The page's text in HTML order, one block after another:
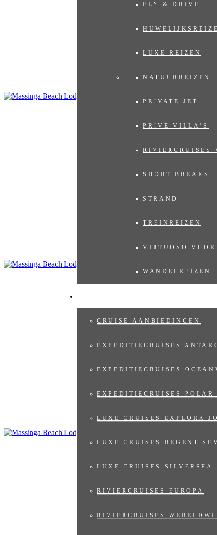
FLY & DRIVE
LUXE REIZEN
NATUURREIZEN
PRIVATE JET
PRIVÉ VILLA’S
RIVIERCRUISES
SHORT BREAKS
STRAND
TREINREIZEN
VIRTUOSO
WANDELREIZEN
CRUISE AANBIEDINGEN
EXPEDITIECRUISES
EXPEDITIECRUISES
EXPEDITIECRUISES
LUXE CRUISES EXPLORA
LUXE CRUISES REGENT
LUXE CRUISES SILVERSEA
RIVIERCRUISES EUROPA
RIVIERCRUISES